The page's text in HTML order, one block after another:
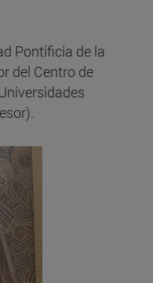
Pontificia de la
del Centro de